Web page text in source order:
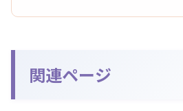
関連ページ